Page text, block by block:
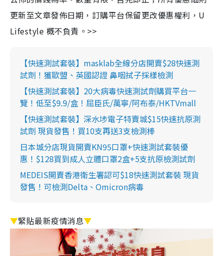
更新至文章發佈日期，訂購平台保留更改優惠權利，U
Lifestyle 概不負責。>>
【快速測試套裝】masklab全線分店開賣$28快速測
試劑！獲歐盟、英國認證 鼻咽拭子採樣檢測
【快速測試套裝】20大病毒快速測試劑購買平台一
覽！低至$9.9/盒！屈臣氏/萬寧/阿布泰/HKTVmall
【快速測試套裝】深水埗電子特賣城$15快速抗原測
試劑 現貨發售！買10支再送3支檢測棒
日本城分店現貨開賣KN95口罩+快速測試套裝優
惠！$128買到成人立體口罩2盒+5支抗原檢測試劑
MEDEIS開賣香港衛生署認可$18快速測試套裝 現貨
發售！可檢測Delta、Omicron病毒
▼緊貼最新疫情消息▼